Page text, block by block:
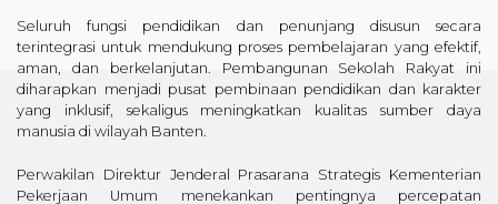
Seluruh fungsi pendidikan dan penunjang disusun secara
terintegrasi untuk mendukung proses pembelajaran yang efektif,
aman, dan berkelanjutan. Pembangunan Sekolah Rakyat ini
diharapkan menjadi pusat pembinaan pendidikan dan karakter
yang inklusif, sekaligus meningkatkan kualitas sumber daya
manusia di wilayah Banten.
Perwakilan Direktur Jenderal Prasarana Strategis Kementerian
Pekerjaan Umum menekankan pentingnya percepatan